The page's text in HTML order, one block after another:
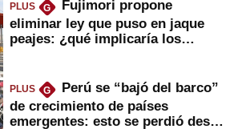
PLUS G
Fujimori propone
eliminar ley que puso en jaque
peajes: ¿qué implicaría los
PLUS G
Perú se “bajó del barco”
de crecimiento de países
emergentes: esto se perdió desde